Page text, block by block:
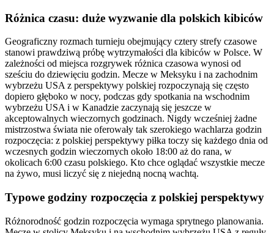
Różnica czasu: duże wyzwanie dla polskich kibiców
Geograficzny rozmach turnieju obejmujący cztery strefy czasowe
stanowi prawdziwą próbę wytrzymałości dla kibiców w Polsce. W
zależności od miejsca rozgrywek różnica czasowa wynosi od
sześciu do dziewięciu godzin. Mecze w Meksyku i na zachodnim
wybrzeżu USA z perspektywy polskiej rozpoczynają się często
dopiero głęboko w nocy, podczas gdy spotkania na wschodnim
wybrzeżu USA i w Kanadzie zaczynają się jeszcze w
akceptowalnych wieczornych godzinach. Nigdy wcześniej żadne
mistrzostwa świata nie oferowały tak szerokiego wachlarza godzin
rozpoczęcia: z polskiej perspektywy piłka toczy się każdego dnia od
wczesnych godzin wieczornych około 18:00 aż do rana, w
okolicach 6:00 czasu polskiego. Kto chce oglądać wszystkie mecze
na żywo, musi liczyć się z niejedną nocną wachtą.
Typowe godziny rozpoczęcia z polskiej perspektywy
Różnorodność godzin rozpoczęcia wymaga sprytnego planowania.